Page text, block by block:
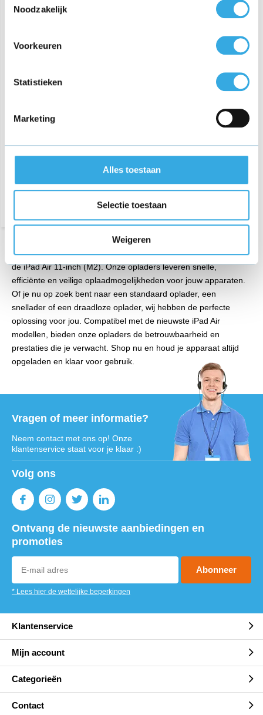
Noodzakelijk
Voorkeuren
Statistieken
Marketing
Alles toestaan
Selectie toestaan
Weigeren
Adapter 100W (USB A +
USB C + USB C)
Morgen in huis
Ontdek onze uitgebreide collectie Apple iPad Air opladers voor
de iPad Air 11-inch (M2). Onze opladers leveren snelle,
efficiënte en veilige oplaadmogelijkheden voor jouw apparaten.
Of je nu op zoek bent naar een standaard oplader, een
snellader of een draadloze oplader, wij hebben de perfecte
oplossing voor jou. Compatibel met de nieuwste iPad Air
modellen, bieden onze opladers de betrouwbaarheid en
prestaties die je verwacht. Shop nu en houd je apparaat altijd
opgeladen en klaar voor gebruik.
Vragen of meer informatie?
Neem contact met ons op! Onze
klantenservice staat voor je klaar :)
Volg ons
Ontvang de nieuwste aanbiedingen en
promoties
Abonneer
* Lees hier de wettelijke beperkingen
Klantenservice
Mijn account
Categorieën
Contact